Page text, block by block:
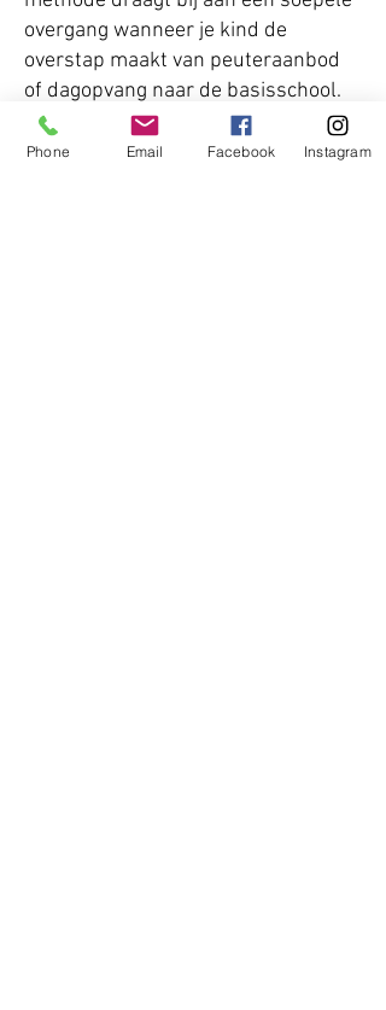
overgang wanneer je kind de
overstap maakt van peuteraanbod
of dagopvang naar de basisschool.
Oudergesprekken
Phone Email Facebook Instagram